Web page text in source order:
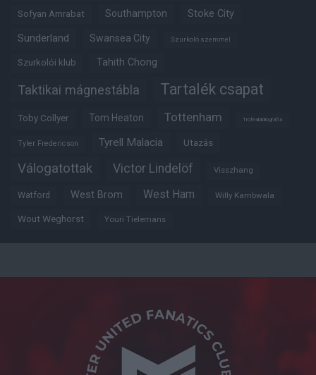
Sofyan Amrabat Southampton Stoke City
Sunderland Swansea City Szurkoló szemmel
Szurkolói klub Tahith Chong
Taktikai mágnestábla Tartalék csapat
Toby Collyer Tom Heaton Tottenham Trófeabibliográfia
Tyler Fredericson Tyrell Malacia Utazás
Válogatottak Victor Lindelöf Visszhang
Watford West Brom West Ham Willy Kambwala
Wout Weghorst Youri Tielemans